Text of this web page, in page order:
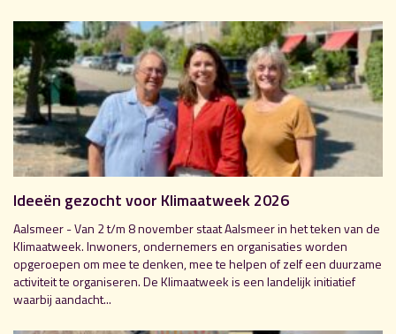
Ideeën gezocht voor Klimaatweek 2026
Aalsmeer - Van 2 t/m 8 november staat Aalsmeer in het teken van de
Klimaatweek. Inwoners, ondernemers en organisaties worden
opgeroepen om mee te denken, mee te helpen of zelf een duurzame
activiteit te organiseren. De Klimaatweek is een landelijk initiatief
waarbij aandacht...